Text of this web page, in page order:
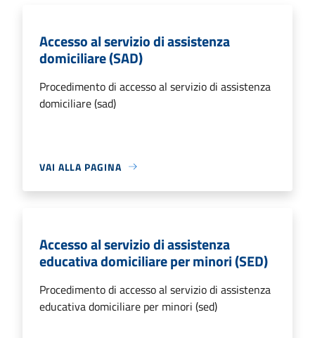
Accesso al servizio di assistenza
domiciliare (SAD)
Procedimento di accesso al servizio di assistenza
domiciliare (sad)
VAI ALLA PAGINA
Accesso al servizio di assistenza
educativa domiciliare per minori (SED)
Procedimento di accesso al servizio di assistenza
educativa domiciliare per minori (sed)